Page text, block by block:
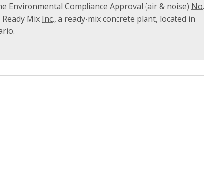
Environmental Compliance Approval (air & noise) No.
Mix Inc., a ready-mix concrete plant, located in